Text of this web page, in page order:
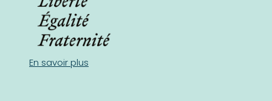
En savoir plus